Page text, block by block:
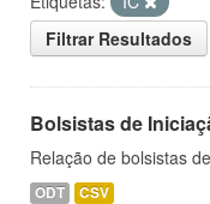
Filtrar Resultados
Bolsistas de
Relação de bolsistas
ODT CSV